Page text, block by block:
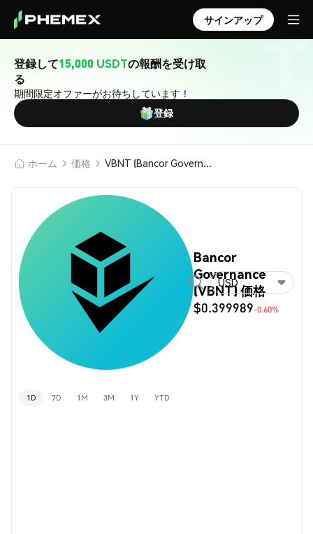
サインアップ
登録して15,000 USDTの報酬を受け取
る
期間限定オファーがお待ちしています！
登録
ホーム 価格 VBNT (Bancor Governance)
Bancor
Governance
(VBNT) 価格
$0.399989-0.60%
USD
1D 7D 1M 3M 1Y YTD